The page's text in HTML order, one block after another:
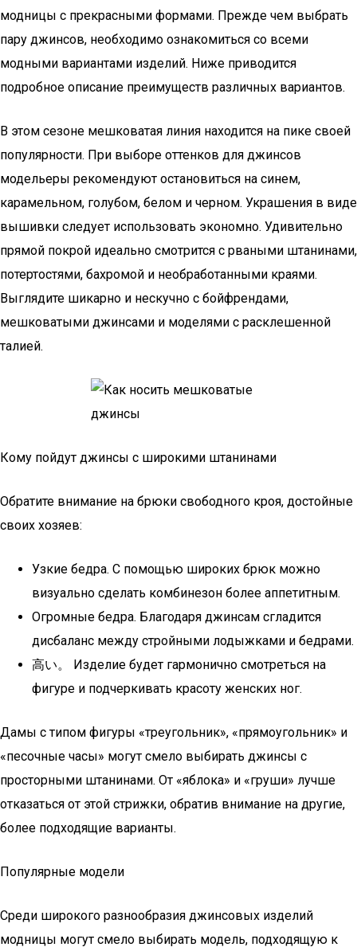
модницы с прекрасными формами. Прежде чем выбрать
пару джинсов, необходимо ознакомиться со всеми
модными вариантами изделий. Ниже приводится
подробное описание преимуществ различных вариантов.
В этом сезоне мешковатая линия находится на пике своей
популярности. При выборе оттенков для джинсов
модельеры рекомендуют остановиться на синем,
карамельном, голубом, белом и черном. Украшения в виде
вышивки следует использовать экономно. Удивительно
прямой покрой идеально смотрится с рваными штанинами,
потертостями, бахромой и необработанными краями.
Выглядите шикарно и нескучно с бойфрендами,
мешковатыми джинсами и моделями с расклешенной
талией.
Кому пойдут джинсы с широкими штанинами
Обратите внимание на брюки свободного кроя, достойные
своих хозяев:
Узкие бедра. С помощью широких брюк можно
визуально сделать комбинезон более аппетитным.
Огромные бедра. Благодаря джинсам сгладится
дисбаланс между стройными лодыжками и бедрами.
高い。 Изделие будет гармонично смотреться на
фигуре и подчеркивать красоту женских ног.
Дамы с типом фигуры «треугольник», «прямоугольник» и
«песочные часы» могут смело выбирать джинсы с
просторными штанинами. От «яблока» и «груши» лучше
отказаться от этой стрижки, обратив внимание на другие,
более подходящие варианты.
Популярные модели
Среди широкого разнообразия джинсовых изделий
модницы могут смело выбирать модель, подходящую к